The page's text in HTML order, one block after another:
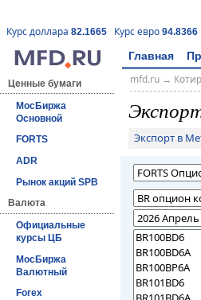
Курс доллара 82.1665 Курс евро 94.8366
Главная
Ценные бумаги
МосБиржа
Основной
FORTS
ADR
Рынок акций SPB
Валюта
Официальные
курсы ЦБ
МосБиржа
Валютный
Forex
mfd.ru→
Экспорт в